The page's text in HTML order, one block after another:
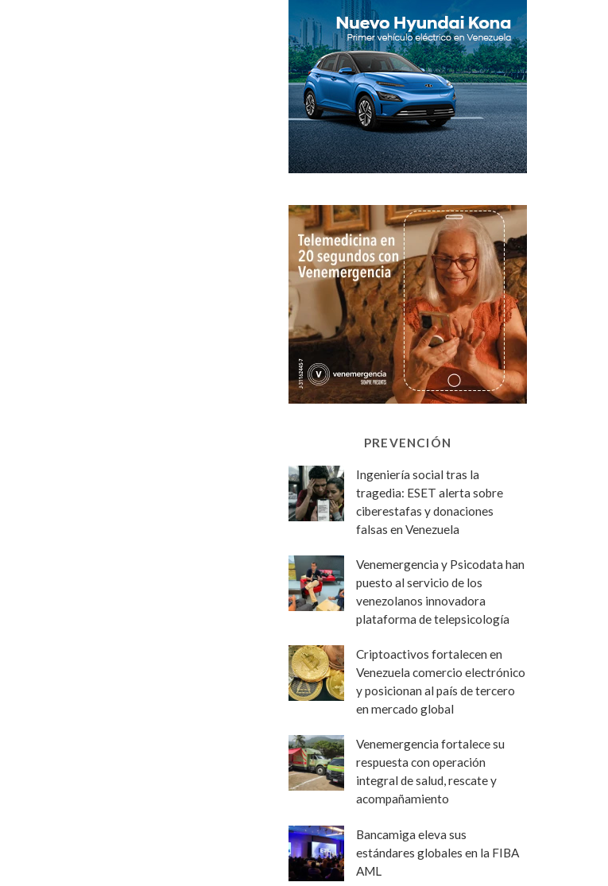
PREVENCIÓN
Ingeniería social tras la
tragedia: ESET alerta sobre
ciberestafas y donaciones
falsas en Venezuela
Venemergencia y Psicodata han
puesto al servicio de los
venezolanos innovadora
plataforma de telepsicología
Criptoactivos fortalecen en
Venezuela comercio electrónico
y posicionan al país de tercero
en mercado global
Venemergencia fortalece su
respuesta con operación
integral de salud, rescate y
acompañamiento
Bancamiga eleva sus
estándares globales en la FIBA
AML